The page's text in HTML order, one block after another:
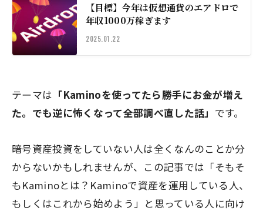
【目標】今年は仮想通貨のエアドロで
年収1000万稼ぎます
2025.01.22
テーマは 「Kaminoを使ってたら勝手にお金が増え
た。でも逆に怖くなって全部調べ直した話」 です。
暗号資産投資をしていない人は全くなんのことか分
からないかもしれませんが、この記事では「そもそ
もKaminoとは？Kaminoで資産を運用している人、
もしくはこれから始めよう」と思っている人に向け